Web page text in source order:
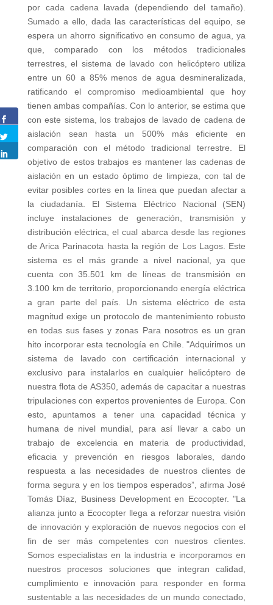
por cada cadena lavada (dependiendo del tamaño).
Sumado a ello, dada las características del equipo, se
espera un ahorro significativo en consumo de agua, ya
que, comparado con los métodos tradicionales
terrestres, el sistema de lavado con helicóptero utiliza
entre un 60 a 85% menos de agua desmineralizada,
ratificando el compromiso medioambiental que hoy
tienen ambas compañías. Con lo anterior, se estima que
con este sistema, los trabajos de lavado de cadena de
aislación sean hasta un 500% más eficiente en
comparación con el método tradicional terrestre. El
objetivo de estos trabajos es mantener las cadenas de
aislación en un estado óptimo de limpieza, con tal de
evitar posibles cortes en la línea que puedan afectar a
la ciudadanía. El Sistema Eléctrico Nacional (SEN)
incluye instalaciones de generación, transmisión y
distribución eléctrica, el cual abarca desde las regiones
de Arica Parinacota hasta la región de Los Lagos. Este
sistema es el más grande a nivel nacional, ya que
cuenta con 35.501 km de líneas de transmisión en
3.100 km de territorio, proporcionando energía eléctrica
a gran parte del país. Un sistema eléctrico de esta
magnitud exige un protocolo de mantenimiento robusto
en todas sus fases y zonas Para nosotros es un gran
hito incorporar esta tecnología en Chile. "Adquirimos un
sistema de lavado con certificación internacional y
exclusivo para instalarlos en cualquier helicóptero de
nuestra flota de AS350, además de capacitar a nuestras
tripulaciones con expertos provenientes de Europa. Con
esto, apuntamos a tener una capacidad técnica y
humana de nivel mundial, para así llevar a cabo un
trabajo de excelencia en materia de productividad,
eficacia y prevención en riesgos laborales, dando
respuesta a las necesidades de nuestros clientes de
forma segura y en los tiempos esperados”, afirma José
Tomás Díaz, Business Development en Ecocopter. "La
alianza junto a Ecocopter llega a reforzar nuestra visión
de innovación y exploración de nuevos negocios con el
fin de ser más competentes con nuestros clientes.
Somos especialistas en la industria e incorporamos en
nuestros procesos soluciones que integran calidad,
cumplimiento e innovación para responder en forma
sustentable a las necesidades de un mundo conectado,